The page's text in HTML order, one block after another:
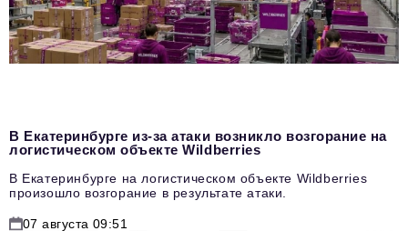
В Екатеринбурге из-за атаки возникло возгорание на
логистическом объекте Wildberries
В Екатеринбурге на логистическом объекте Wildberries
произошло возгорание в результате атаки.
07 августа 09:51